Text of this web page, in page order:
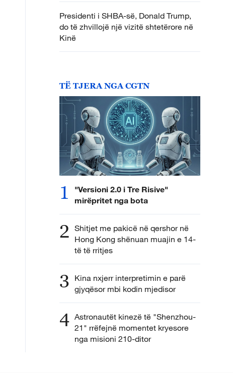
Presidenti i SHBA-së, Donald Trump,
do të zhvillojë një vizitë shtetërore në
Kinë
TË TJERA NGA CGTN
1
"Versioni 2.0 i Tre Risive"
mirëpritet nga bota
2 Shitjet me pakicë në qershor në
Hong Kong shënuan muajin e 14-
të të rritjes
3 Kina nxjerr interpretimin e parë
gjyqësor mbi kodin mjedisor
4 Astronautët kinezë të "Shenzhou-
21" rrëfejnë momentet kryesore
nga misioni 210-ditor